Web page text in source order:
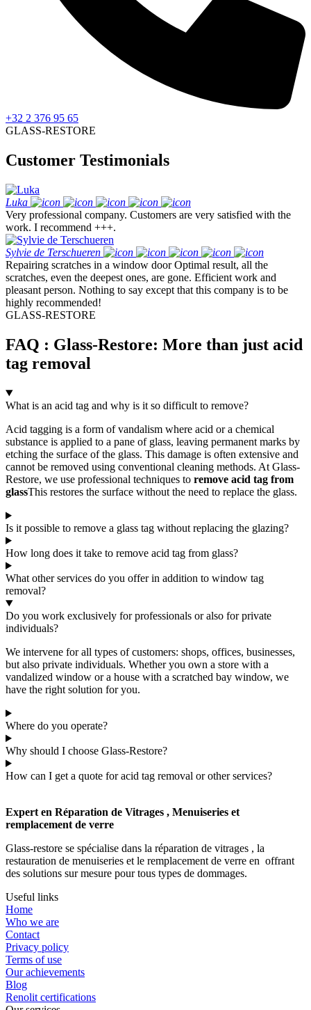
+32 2 376 95 65
GLASS-RESTORE
Customer Testimonials
Luka
Very professional company. Customers are very satisfied with the
work. I recommend +++.
Sylvie de Terschueren
Repairing scratches in a window door Optimal result, all the
scratches, even the deepest ones, are gone. Efficient work and
pleasant person. Nothing to say except that this company is to be
highly recommended!
GLASS-RESTORE
FAQ : Glass-Restore: More than just acid
tag removal
What is an acid tag and why is it so difficult to remove?
Acid tagging is a form of vandalism where acid or a chemical
substance is applied to a pane of glass, leaving permanent marks by
etching the surface of the glass. This damage is often extensive and
cannot be removed using conventional cleaning methods. At Glass-
Restore, we use professional techniques to remove acid tag from
glassThis restores the surface without the need to replace the glass.
Is it possible to remove a glass tag without replacing the glazing?
How long does it take to remove acid tag from glass?
What other services do you offer in addition to window tag
removal?
Do you work exclusively for professionals or also for private
individuals?
We intervene for all types of customers: shops, offices, businesses,
but also private individuals. Whether you own a store with a
vandalized window or a house with a scratched bay window, we
have the right solution for you.
Where do you operate?
Why should I choose Glass-Restore?
How can I get a quote for acid tag removal or other services?
Expert en Réparation de Vitrages , Menuiseries et
remplacement de verre
Glass-restore se spécialise dans la réparation de vitrages , la
restauration de menuiseries et le remplacement de verre en offrant
des solutions sur mesure pour tous types de dommages.
Useful links
Home
Who we are
Contact
Privacy policy
Terms of use
Our achievements
Blog
Renolit certifications